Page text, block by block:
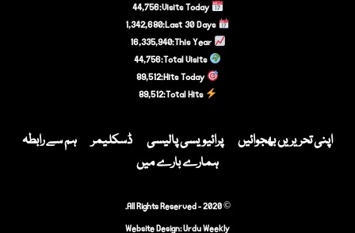
Visits Today:
44,756
Last 30 Days:
1,342,680
This Year:
16,335,940
Total Visits:
44,756
Hits Today:
89,512
Total Hits:
89,512
اپنی تحریریں بھجوائیں پرائیویسی پالیسی ڈسکلیمر
ہم سے رابطہ
ہمارے بارے میں
© 2020 - All Rights Reserved.
Website Design:Urdu Weekly